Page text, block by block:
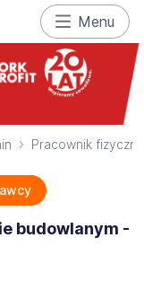
Menu
Pracownik fizyczny
budowlanym -